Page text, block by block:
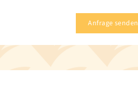
Anfrage senden